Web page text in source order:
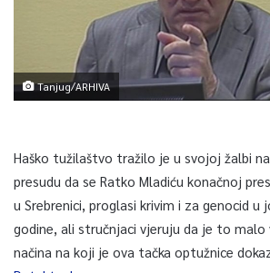
Tanjug/ARHIVA
Haško tužilaštvo tražilo je u svojoj žalbi
presudu da se Ratko Mladiću konačnoj
u Srebrenici, proglasi krivim i za genocid u
godine, ali stručnjaci vjeruju da je to
načina na koji je ova tačka optužnice